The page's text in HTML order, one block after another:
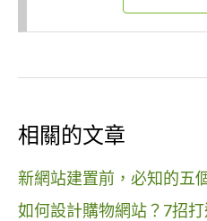
相關的文章
新網站建置前，必知的五
如何設計購物網站？7招打